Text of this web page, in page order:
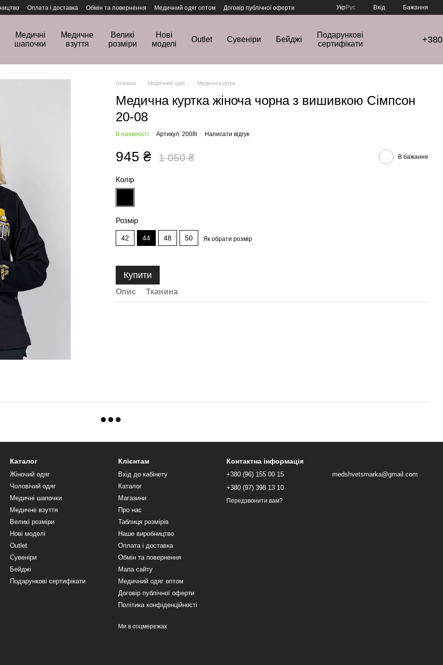
Оплата і доставка Обмін та повернення Медичний одяг оптом Договір публічної оферти УкрРус Вхід Бажання
Медичні
шапочки
Медичне
взуття
Великі
розміри
Нові
моделі
Outlet Сувеніри Бейджі
Подарункові
сертифікати
Головна Медичний одяг Медичні куртки
Медична куртка жіноча чорна з вишивкою Сімпсон
20-08
В наявності Артикул: 2008i Написати відгук
945 ₴ 1 050 ₴ В бажання
Колір
Розмір
42 44 48 50 Як обрати розмір
Купити
Опис Тканина
Каталог
Жіночий одяг
Чоловічий одяг
Медичні шапочки
Медичне взуття
Великі розміри
Нові моделі
Outlet
Сувеніри
Бейджі
Подарункові сертифікати
Клієнтам
Вхід до кабінету
Каталог
Магазини
Про нас
Таблиця розмірів
Наше виробництво
Оплата і доставка
Обмін та повернення
Мапа сайту
Медичний одяг оптом
Договір публічної оферти
Політика конфіденційності
Ми в соцмережах
Контактна інформація
+380 (96) 155 00 15
+380 (97) 398 13 10
Передзвонити вам?
medshvetsmarka@gmail.com